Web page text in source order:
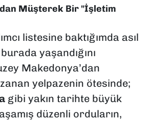
Müşterek Bir "İşletim
listesine baktığımda asıl
yaşandığını
Makedonya’dan
yelpazenin ötesinde;
gibi yakın tarihte büyük
düzenli orduların,